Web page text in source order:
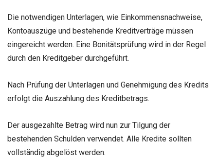
Die notwendigen Unterlagen, wie Einkommensnachweise,
Kontoauszüge und bestehende Kreditverträge müssen
eingereicht werden. Eine Bonitätsprüfung wird in der Regel
durch den Kreditgeber durchgeführt.
Nach Prüfung der Unterlagen und Genehmigung des Kredits
erfolgt die Auszahlung des Kreditbetrags.
Der ausgezahlte Betrag wird nun zur Tilgung der
bestehenden Schulden verwendet. Alle Kredite sollten
vollständig abgelöst werden.